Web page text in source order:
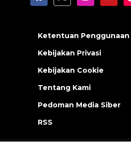
Ketentuan Penggunaan
Kebijakan Privasi
Kebijakan Cookie
Tentang Kami
Pedoman Media Siber
RSS